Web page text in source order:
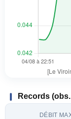
Records
DÉBIT